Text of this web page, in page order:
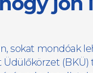
sokat mondóak
(BKÜ)